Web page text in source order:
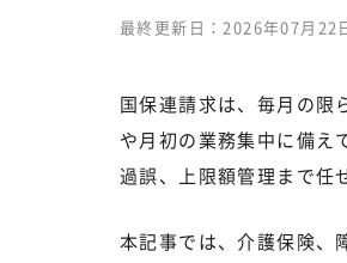
最終更新日：2026年07月22
国保連請求は、毎月の限
や月初の業務集中に備え
過誤、上限額管理まで任
本記事では、介護保険、